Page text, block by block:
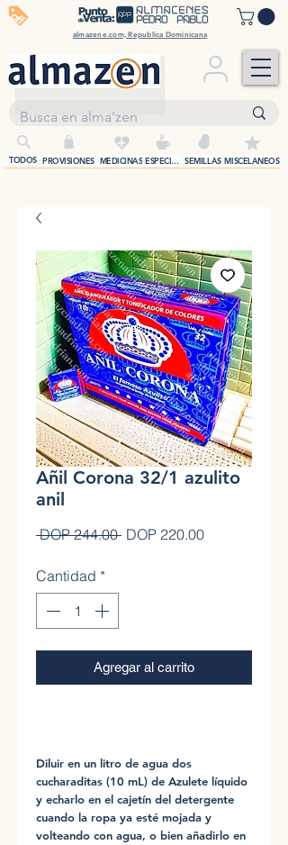
almazene.com, Republica Dominicana
off
+
PROVISIONES MEDICINAS SEMILLAS
ESPECIAS MISCELANEOS
TODOS
Añil Corona 32/1 azulito
anil
DOP 244.00 Precio
DOP 220.00Precio de
Cantidad *
Agregar al carrito
Diluir en un litro de agua dos
cucharaditas (10 mL) de Azulete líquido
y echarlo en el cajetín del detergente
cuando la ropa ya esté mojada y
volteando con agua, o bien añadirlo en